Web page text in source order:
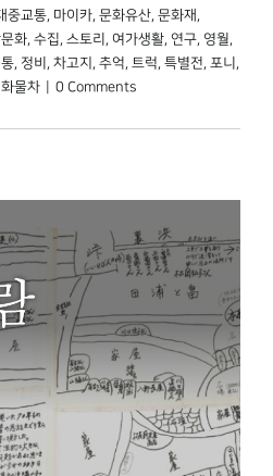
중교통 마이카 문화유산 문화재
화 수집 스토리 여가생활 연구 영월
정비 차고지 추억 트럭 특별전 포니
화물차
0 Comments